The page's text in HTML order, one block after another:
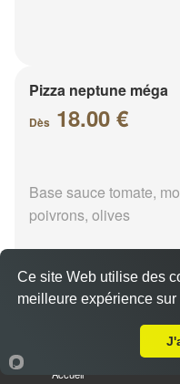
Pizza neptune méga
Dès 18.00 €
Base sauce tomate,
poivrons, olives
Pizza napolitaine
Accueil
Ce site Web utilise des
meilleure expérience